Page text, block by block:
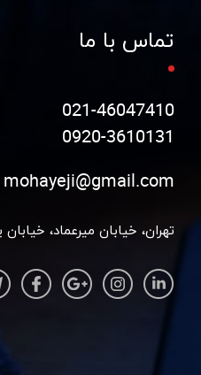
تماس با ما
021-46047410
0920-3610131
mohayeji@gmail.com
تهران، خیابان میرعماد، خیابان یکم،